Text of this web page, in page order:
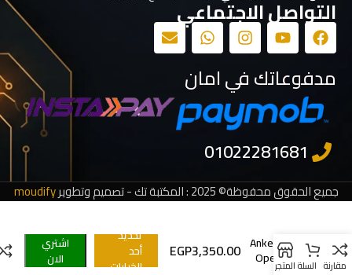
التواصل الاجتماعي
مدفوعاتك في امان
جميع الحقوق محفوظة© 2025 : المكتبة تك - تصميم وتطوير moudify
مقارنة السلة المتجر
Anker V30i
Open-Ear
EGP3,350.00
تحديد
أحد
الخيارات
اشتري
الان